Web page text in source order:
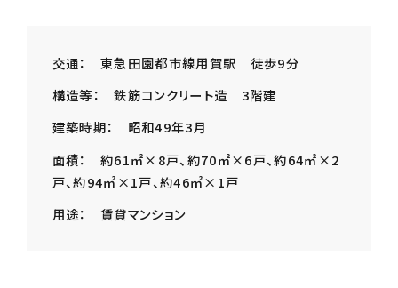
交通： 東急田園都市線用賀駅 徒歩9分
構造等： 鉄筋コンクリート造 3階建
建築時期： 昭和49年3月
面積： 約61㎡×8戸、約70㎡×6戸、約64㎡×2
戸、約94㎡×1戸、約46㎡×1戸
用途： 賃貸マンション